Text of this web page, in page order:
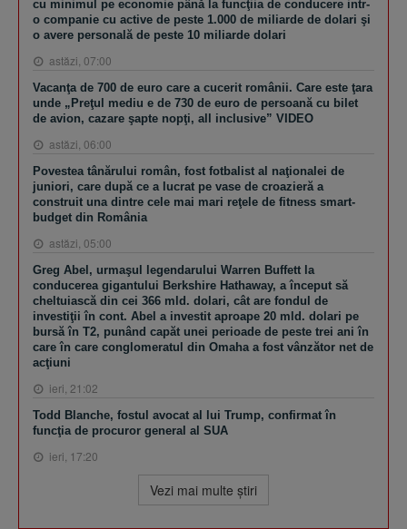
cu minimul pe economie până la funcţiia de conducere intr-
o companie cu active de peste 1.000 de miliarde de dolari şi
o avere personală de peste 10 miliarde dolari
astăzi, 07:00
Vacanţa de 700 de euro care a cucerit românii. Care este ţara
unde „Preţul mediu e de 730 de euro de persoană cu bilet
de avion, cazare şapte nopţi, all inclusive” VIDEO
astăzi, 06:00
Povestea tânărului român, fost fotbalist al naţionalei de
juniori, care după ce a lucrat pe vase de croazieră a
construit una dintre cele mai mari reţele de fitness smart-
budget din România
astăzi, 05:00
Greg Abel, urmaşul legendarului Warren Buffett la
conducerea gigantului Berkshire Hathaway, a început să
cheltuiască din cei 366 mld. dolari, cât are fondul de
investiţii în cont. Abel a investit aproape 20 mld. dolari pe
bursă în T2, punând capăt unei perioade de peste trei ani în
care în care conglomeratul din Omaha a fost vânzător net de
acţiuni
ieri, 21:02
Todd Blanche, fostul avocat al lui Trump, confirmat în
funcţia de procuror general al SUA
ieri, 17:20
Vezi mai multe ştiri